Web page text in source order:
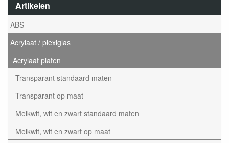
Artikelen
ABS
Acrylaat / plexiglas
Acrylaat platen
Transparant standaard maten
Transparant op maat
Melkwit, wit en zwart standaard maten
Melkwit, wit en zwart op maat